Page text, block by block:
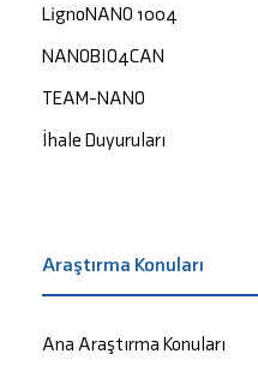
LignoNANO 1004
NANOBIO4CAN
TEAM-NANO
İhale Duyuruları
Araştırma Konuları
Ana Araştırma Konuları